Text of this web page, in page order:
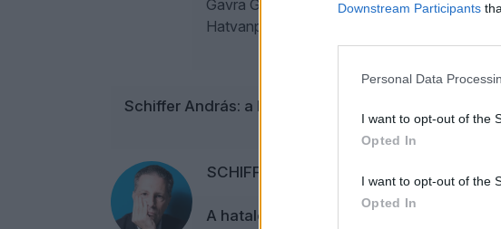
Downstream Participants
Personal Data
I want to opt-out of the
Opted In
I want to opt-out of the
Opted In
Gavra Gábor Schiffer Andrással a Közelkép
Hatvanpusztáról és a Pesti Srácokról
Schiffer András: a Fidesz gusztustalanul bánt el a
SCHIFFER ANDRÁS
A hatalomváltás tabuja: a kizsákmányolás